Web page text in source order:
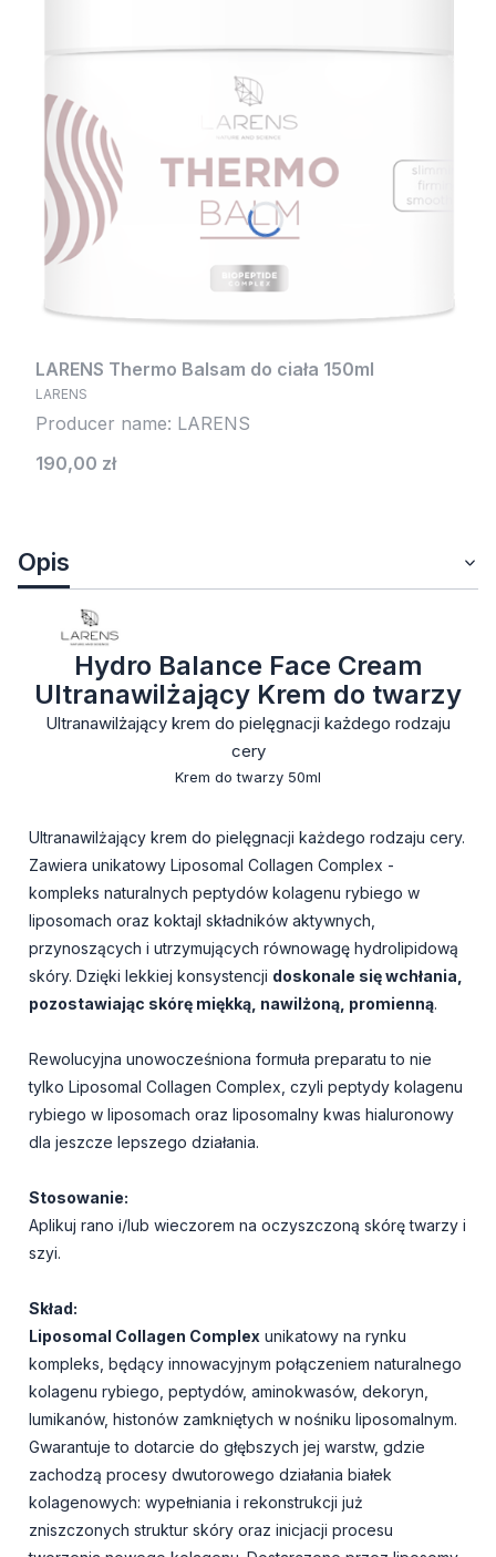
LARENS Thermo Balsam do ciała 150ml
LARENS
Producer name: LARENS
Cena
190,00 zł
Opis
Hydro Balance Face Cream
Ultranawilżający Krem do twarzy
Ultranawilżający krem do pielęgnacji każdego rodzaju
cery
Krem do twarzy 50ml
Ultranawilżający krem do pielęgnacji każdego rodzaju cery.
Zawiera unikatowy Liposomal Collagen Complex -
kompleks naturalnych peptydów kolagenu rybiego w
liposomach oraz koktajl składników aktywnych,
przynoszących i utrzymujących równowagę hydrolipidową
skóry. Dzięki lekkiej konsystencji doskonale się wchłania,
pozostawiając skórę miękką, nawilżoną, promienną.
Rewolucyjna unowocześniona formuła preparatu to nie
tylko Liposomal Collagen Complex, czyli peptydy kolagenu
rybiego w liposomach oraz liposomalny kwas hialuronowy
dla jeszcze lepszego działania.
Stosowanie:
Aplikuj rano i/lub wieczorem na oczyszczoną skórę twarzy i
szyi.
Skład:
Liposomal Collagen Complex unikatowy na rynku
kompleks, będący innowacyjnym połączeniem naturalnego
kolagenu rybiego, peptydów, aminokwasów, dekoryn,
lumikanów, histonów zamkniętych w nośniku liposomalnym.
Gwarantuje to dotarcie do głębszych jej warstw, gdzie
zachodzą procesy dwutorowego działania białek
kolagenowych: wypełniania i rekonstrukcji już
zniszczonych struktur skóry oraz inicjacji procesu